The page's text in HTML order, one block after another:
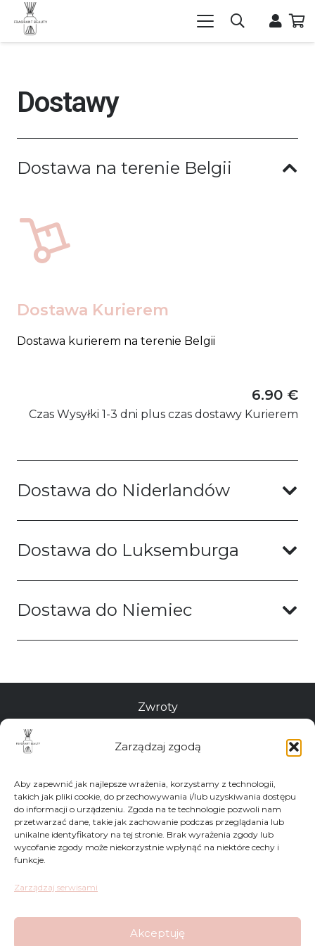
Zarządzaj zgodą
Aby zapewnić jak najlepsze wrażenia, korzystamy z technologii,
takich jak pliki cookie, do przechowywania i/lub uzyskiwania dostępu
do informacji o urządzeniu. Zgoda na te technologie pozwoli nam
przetwarzać dane, takie jak zachowanie podczas przeglądania lub
unikalne identyfikatory na tej stronie. Brak wyrażenia zgody lub
wycofanie zgody może niekorzystnie wpłynąć na niektóre cechy i
funkcje.
Zarządzaj serwisami
Akceptuję
Dostawy
Dostawa na terenie Belgii
Dostawa Kurierem
Dostawa kurierem na terenie Belgii
6.90 €
Czas Wysyłki 1-3 dni plus czas dostawy Kurierem
Dostawa do Niderlandów
Dostawa do Luksemburga
Dostawa do Niemiec
FAQ
Kontakt
Zwroty
Polityka Prywatności